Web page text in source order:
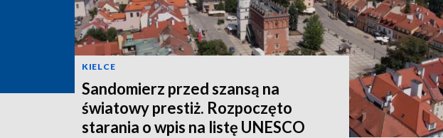
KIELCE
Sandomierz przed szansą na
światowy prestiż. Rozpoczęto
starania o wpis na listę UNESCO